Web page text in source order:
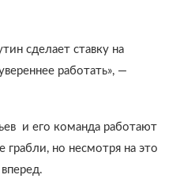
сделает ставку на
работать», —
и его команда работают
грабли, но несмотря на это